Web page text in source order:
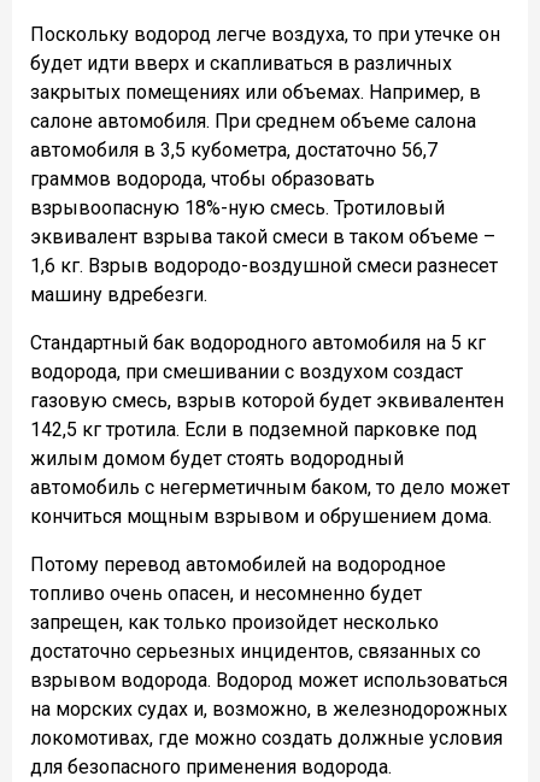
Поскольку водород легче воздуха, то при утечке он
будет идти вверх и скапливаться в различных
закрытых помещениях или объемах. Например, в
салоне автомобиля. При среднем объеме салона
автомобиля в 3,5 кубометра, достаточно 56,7
граммов водорода, чтобы образовать
взрывоопасную 18%-ную смесь. Тротиловый
эквивалент взрыва такой смеси в таком объеме –
1,6 кг. Взрыв водородо-воздушной смеси разнесет
машину вдребезги.
Стандартный бак водородного автомобиля на 5 кг
водорода, при смешивании с воздухом создаст
газовую смесь, взрыв которой будет эквивалентен
142,5 кг тротила. Если в подземной парковке под
жилым домом будет стоять водородный
автомобиль с негерметичным баком, то дело может
кончиться мощным взрывом и обрушением дома.
Потому перевод автомобилей на водородное
топливо очень опасен, и несомненно будет
запрещен, как только произойдет несколько
достаточно серьезных инцидентов, связанных со
взрывом водорода. Водород может использоваться
на морских судах и, возможно, в железнодорожных
локомотивах, где можно создать должные условия
для безопасного применения водорода.